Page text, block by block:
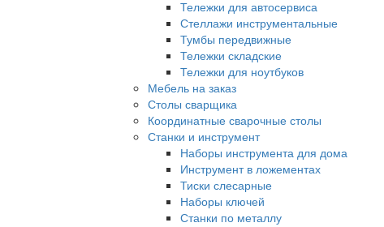
Тележки для автосервиса
Стеллажи инструментальные
Тумбы передвижные
Тележки складские
Тележки для ноутбуков
Мебель на заказ
Столы сварщика
Координатные сварочные столы
Станки и инструмент
Наборы инструмента для дома
Инструмент в ложементах
Тиски слесарные
Наборы ключей
Станки по металлу